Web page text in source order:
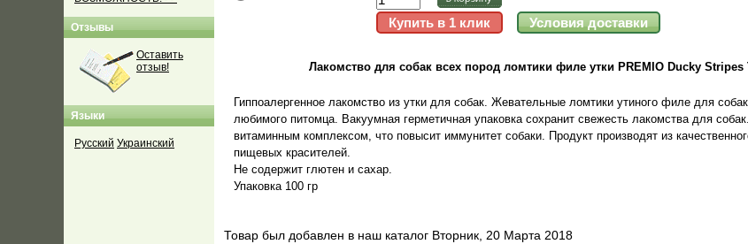
Отзывы
Оставить
отзыв!
Языки
Русский Украинский
Лакомство для собак всех пород ломтики филе утки PREMIO Ducky Stripes
Гиппоалергенное лакомство из утки для собак. Жевательные ломтики утиного филе для
любимого питомца. Вакуумная герметичная упаковка сохранит свежесть лакомства для
витаминным комплексом, что повысит иммунитет собаки. Продукт производят из
пищевых красителей.
Не содержит глютен и сахар.
Упаковка 100 гр
Товар был добавлен в наш каталог Вторник, 20 Марта 2018